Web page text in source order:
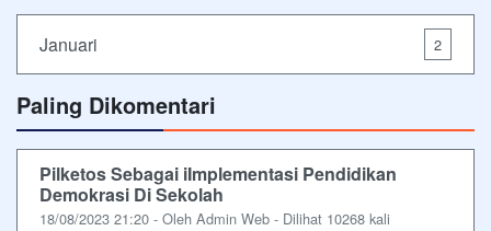
Januari 2
Paling Dikomentari
Pilketos Sebagai iImplementasi Pendidikan
Demokrasi Di Sekolah
18/08/2023 21:20 - Oleh Admin Web - Dilihat 10268 kali